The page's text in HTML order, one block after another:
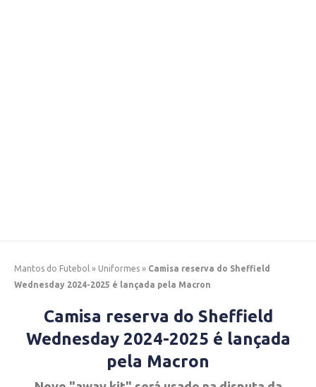
Mantos do Futebol » Uniformes » Camisa reserva do Sheffield
Wednesday 2024-2025 é lançada pela Macron
Camisa reserva do Sheffield
Wednesday 2024-2025 é lançada
pela Macron